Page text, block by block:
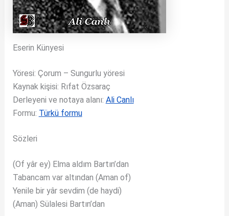
Eserin Künyesi
Yöresi: Çorum – Sungurlu yöresi
Kaynak kişisi: Rıfat Özsaraç
Derleyeni ve notaya alanı: Ali Canlı
Formu: Türkü formu
Sözleri
(Of yâr ey) Elma aldım Bartın’dan
Tabancam var altından (Aman of)
Yenile bir yâr sevdim (de haydi)
(Aman) Sülalesi Bartın’dan